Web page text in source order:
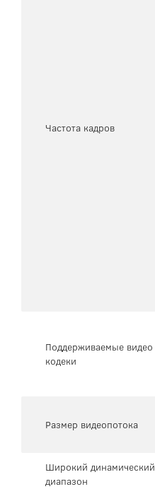
Частота кадров
Поддерживаемые видео
кодеки
Размер видеопотока
Широкий динамический
диапазон